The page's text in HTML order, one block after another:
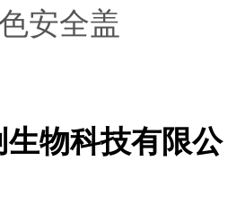
安全盖
物科技有限公